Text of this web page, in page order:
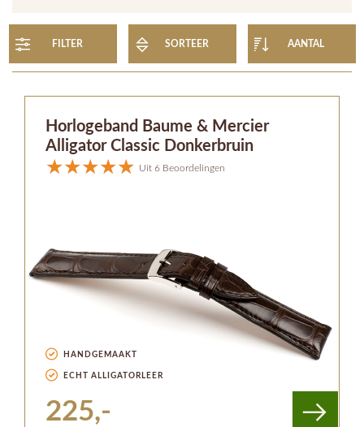
FILTER SORTEER AANTAL
Horlogeband Baume & Mercier
Alligator Classic Donkerbruin
Uit 6 Beoordelingen
HANDGEMAAKT
ECHT ALLIGATORLEER
225,-